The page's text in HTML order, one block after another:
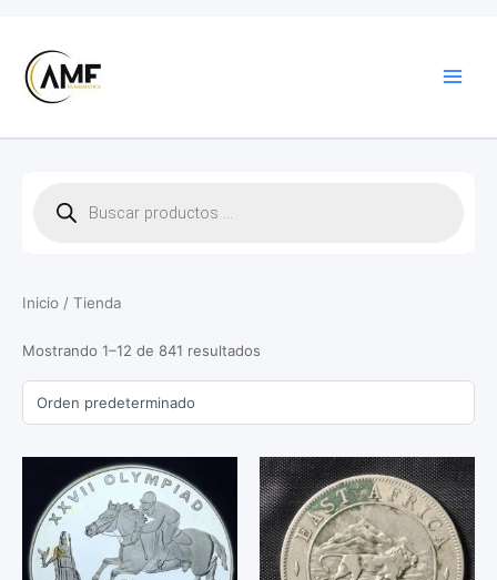
contenido
e
a
p
o
c
t
Inicio / Tienda
Mostrando 1–12 de 841 resultados